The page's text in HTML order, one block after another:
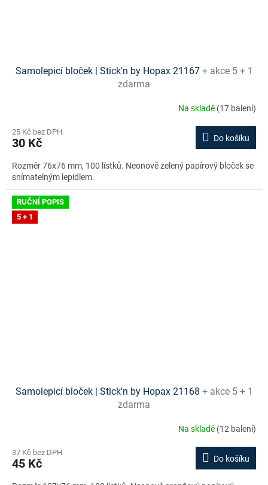
Samolepicí bloček | Stick'n by Hopax 21167 + akce 5 + 1
zdarma
Na skladě (17 balení)
25 Kč bez DPH
30 Kč Do košíku
Rozměr 76x76 mm, 100 lístků. Neonově zelený papírový bloček se
snímatelným lepidlem.
RUČNÍ POPIS
5 + 1
Samolepicí bloček | Stick'n by Hopax 21168 + akce 5 + 1
zdarma
Na skladě (12 balení)
37 Kč bez DPH
45 Kč Do košíku